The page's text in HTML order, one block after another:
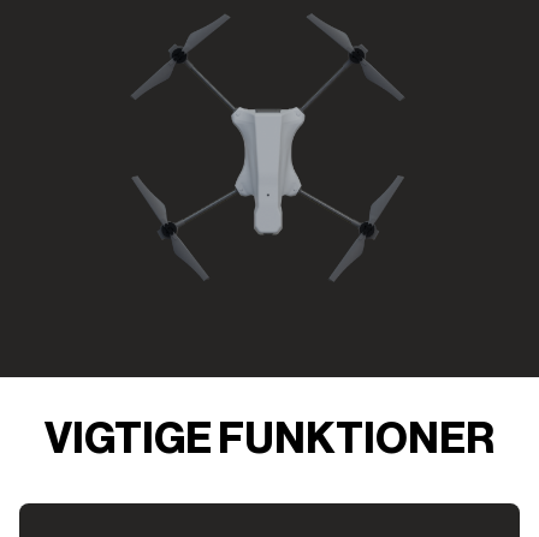
VIGTIGE FUNKTIONER